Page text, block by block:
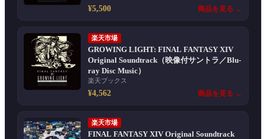
¥5,500 商品を見る →
楽天市場
GROWING LIGHT: FINAL FANTASY XIV
Original Soundtrack（映像付サントラ／Blu-
ray Disc Music）
楽天ブックス
¥4,562 商品を見る →
楽天市場
FINAL FANTASY XIV Original Soundtrack